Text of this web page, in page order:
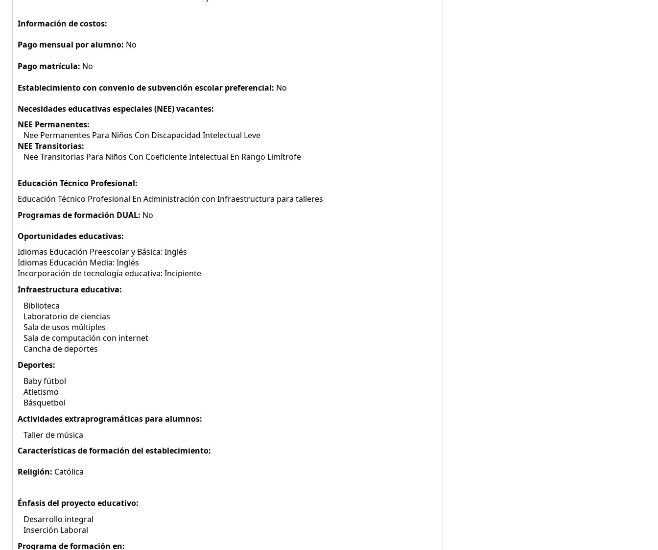
Información de costos:
Pago mensual por alumno: No
Pago matrícula: No
Establecimiento con convenio de subvención escolar preferencial: No
Necesidades educativas especiales (NEE) vacantes:
NEE Permanentes:
Nee Permanentes Para Niños Con Discapacidad Intelectual Leve
NEE Transitorias:
Nee Transitorias Para Niños Con Coeficiente Intelectual En Rango Limítrofe
Educación Técnico Profesional:
Educación Técnico Profesional En Administración con Infraestructura para talleres
Programas de formación DUAL: No
Oportunidades educativas:
Idiomas Educación Preescolar y Básica: Inglés
Idiomas Educación Media: Inglés
Incorporación de tecnología educativa: Incipiente
Infraestructura educativa:
Biblioteca
Laboratorio de ciencias
Sala de usos múltiples
Sala de computación con internet
Cancha de deportes
Deportes:
Baby fútbol
Atletismo
Básquetbol
Actividades extraprogramáticas para alumnos:
Taller de música
Características de formación del establecimiento:
Religión: Católica
Énfasis del proyecto educativo:
Desarrollo integral
Inserción Laboral
Programa de formación en: